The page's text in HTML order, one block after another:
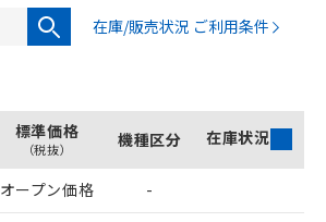
在庫/販売状況 ご利用条件
標準価格
（税抜） 機種区分 在庫状況
オープン価格 -